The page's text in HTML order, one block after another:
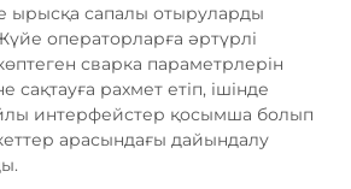
ырысқа сапалы отыруларды
операторларға әртүрлі
сварка параметрлерін
сақтауға рахмет етіп, ішінде
интерфейстер қосымша болып
арасындағы дайындалу